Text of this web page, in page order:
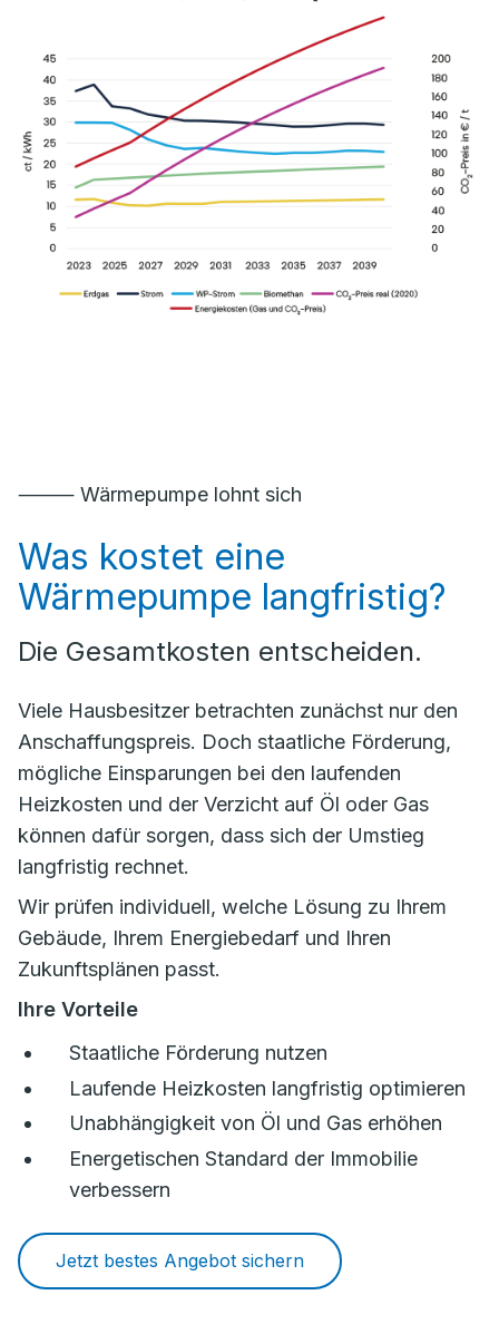
⸻ Wärmepumpe lohnt sich
Was kostet eine
Wärmepumpe langfristig?
Die Gesamtkosten entscheiden.
Viele Hausbesitzer betrachten zunächst nur den
Anschaffungspreis. Doch staatliche Förderung,
mögliche Einsparungen bei den laufenden
Heizkosten und der Verzicht auf Öl oder Gas
können dafür sorgen, dass sich der Umstieg
langfristig rechnet.
Wir prüfen individuell, welche Lösung zu Ihrem
Gebäude, Ihrem Energiebedarf und Ihren
Zukunftsplänen passt.
Ihre Vorteile
Staatliche Förderung nutzen
Laufende Heizkosten langfristig optimieren
Unabhängigkeit von Öl und Gas erhöhen
Energetischen Standard der Immobilie
verbessern
Jetzt bestes Angebot sichern